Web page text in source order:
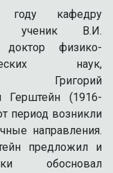
кафедру
ученик В.И.
доктор физико-
наук,
Григорий
Герштейн (1916-
период возникли
направления.
предложил и
обосновал